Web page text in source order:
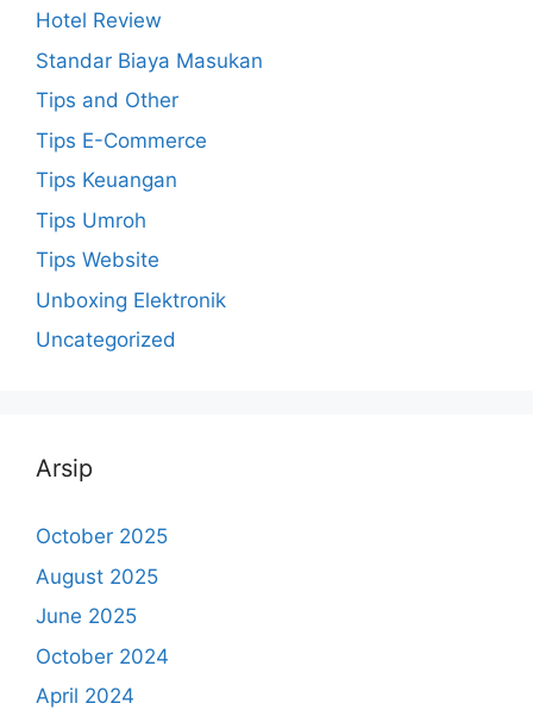
Hotel Review
Standar Biaya Masukan
Tips and Other
Tips E-Commerce
Tips Keuangan
Tips Umroh
Tips Website
Unboxing Elektronik
Uncategorized
Arsip
October 2025
August 2025
June 2025
October 2024
April 2024